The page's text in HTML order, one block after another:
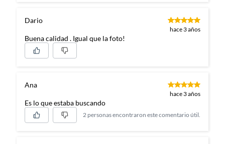
Dario
hace 3 años
Buena calidad . Igual que la foto!
Ana
hace 3 años
Es lo que estaba buscando
2 personas encontraron este comentario útil.